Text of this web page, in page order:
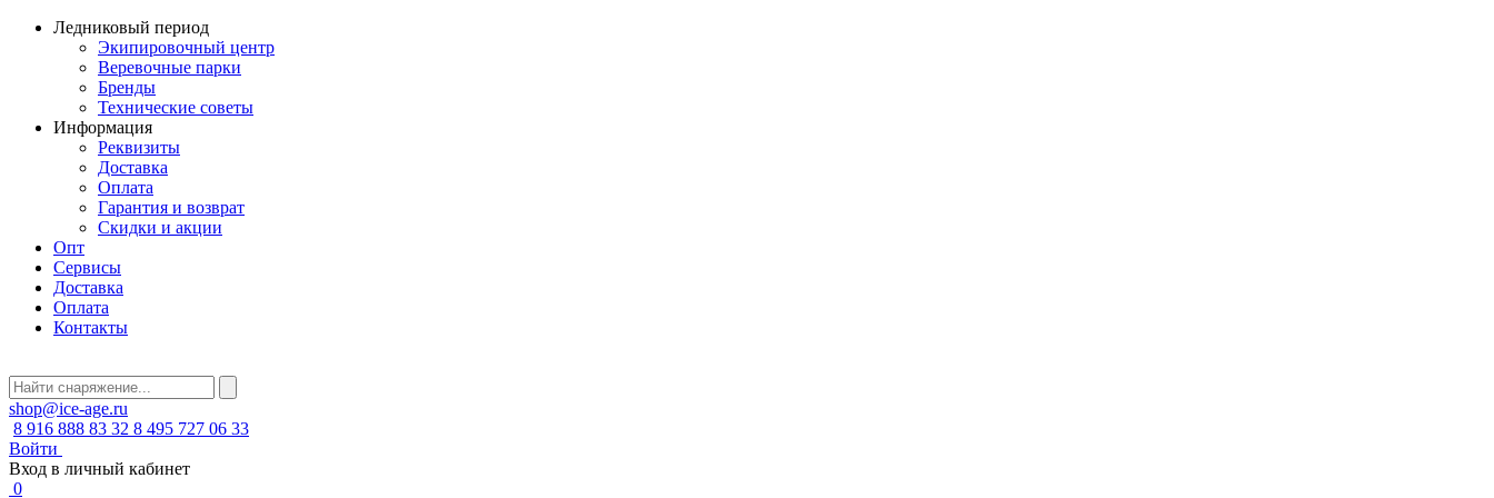
Ледниковый период
Экипировочный центр
Веревочные парки
Бренды
Технические советы
Информация
Реквизиты
Доставка
Оплата
Гарантия и возврат
Скидки и акции
Опт
Сервисы
Доставка
Оплата
Контакты
shop@ice-age.ru
8 916 888 83 32 8 495 727 06 33
Войти
Вход в личный кабинет
0